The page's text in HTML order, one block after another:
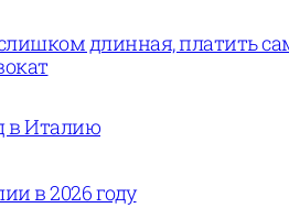
длинная, платить
в Италию
в 2026 году